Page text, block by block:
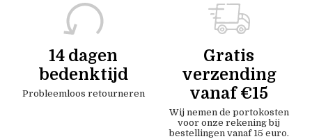
14 dagen
bedenktijd
Probleemloos retourneren
Gratis
verzending
vanaf €15
Wij nemen de portokosten
voor onze rekening bij
bestellingen vanaf 15 euro.